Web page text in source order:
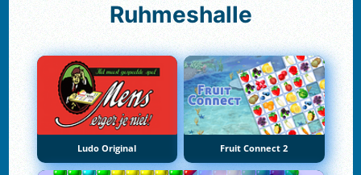
Ruhmeshalle
Ludo Original Fruit Connect 2